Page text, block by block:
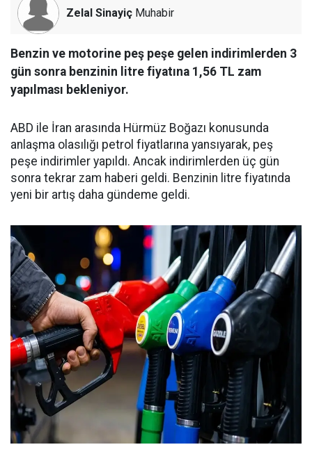
Zelal Sinayiç Muhabir
Benzin ve motorine peş peşe gelen indirimlerden 3
gün sonra benzinin litre fiyatına 1,56 TL zam
yapılması bekleniyor.
ABD ile İran arasında Hürmüz Boğazı konusunda
anlaşma olasılığı petrol fiyatlarına yansıyarak, peş
peşe indirimler yapıldı. Ancak indirimlerden üç gün
sonra tekrar zam haberi geldi. Benzinin litre fiyatında
yeni bir artış daha gündeme geldi.